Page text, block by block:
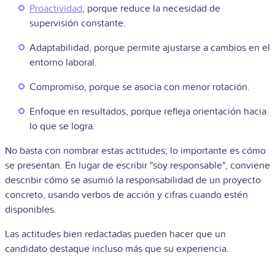
Proactividad, porque reduce la necesidad de
supervisión constante.
Adaptabilidad, porque permite ajustarse a cambios en el
entorno laboral.
Compromiso, porque se asocia con menor rotación.
Enfoque en resultados, porque refleja orientación hacia
lo que se logra.
No basta con nombrar estas actitudes; lo importante es cómo
se presentan. En lugar de escribir "soy responsable", conviene
describir cómo se asumió la responsabilidad de un proyecto
concreto, usando verbos de acción y cifras cuando estén
disponibles.
Las actitudes bien redactadas pueden hacer que un
candidato destaque incluso más que su experiencia.